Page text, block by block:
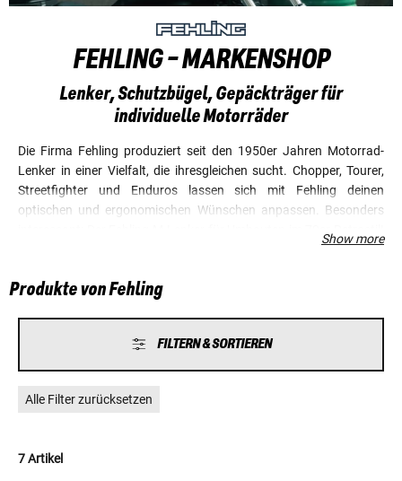
FEHLING - MARKENSHOP
Lenker, Schutzbügel, Gepäckträger für
individuelle Motorräder
Die Firma Fehling produziert seit den 1950er Jahren Motorrad-
Lenker in einer Vielfalt, die ihresgleichen sucht. Chopper, Tourer,
Streetfighter und Enduros lassen sich mit Fehling deinen
optischen und ergonomischen Wünschen anpassen. Besonders
Schutzbügel, Gepäckträger, Chromparts und andere Zubehörteile
Entwicklung und Produktion verbindet Fehling traditionelle
Show more
Produkte von Fehling
FILTERN & SORTIEREN
Alle Filter zurücksetzen
7 Artikel